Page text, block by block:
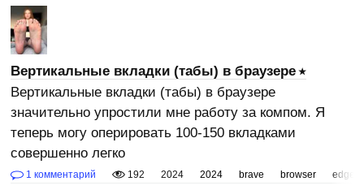
Вертикальные вкладки (табы) в браузере
Вертикальные вкладки (табы) в браузере
значительно упростили мне работу за компом. Я
теперь могу оперировать 100-150 вкладками
совершенно легко
1 комментарий 192 2024 2024 brave browser edge